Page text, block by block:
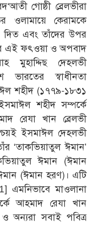
গোষ্ঠী ব্রেলভীরা
ওলামায়ে কেরামকে
দিত এবং তাঁদের উপর
এই ফৎওয়া ও অপবাদ
মুহাদ্দিছ দেহলভী
ভারতের স্বাধীনতা
শহীদ (১৭৭৯-১৮৩১
শহীদ সম্পর্কে
রেযা খান ব্রেলভী
ইসমাঈল দেহলভী
‘তাকভিয়াতুল ঈমান’
ঈমান (ঈমান
(ঈমান হরণ)। এটি
এমনিভাবে মাওলানা
আহমাদ রেযা খান
ও অন্যরা সবাই পবিত্র